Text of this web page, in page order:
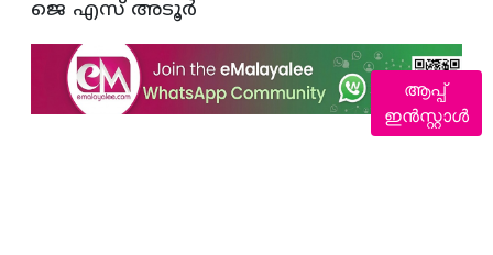
ജെ എസ്‌ അടൂർ
ആപ്പ്
ഇൻസ്റ്റാൾ